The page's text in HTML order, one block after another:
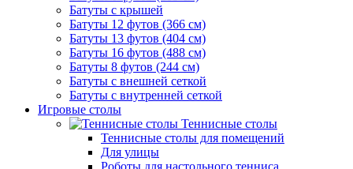
Батуты с крышей
Батуты 12 футов (366 см)
Батуты 13 футов (404 см)
Батуты 16 футов (488 см)
Батуты 8 футов (244 см)
Батуты с внешней сеткой
Батуты с внутренней сеткой
Игровые столы
Теннисные столы
Теннисные столы для помещений
Для улицы
Роботы для настольного тенниса